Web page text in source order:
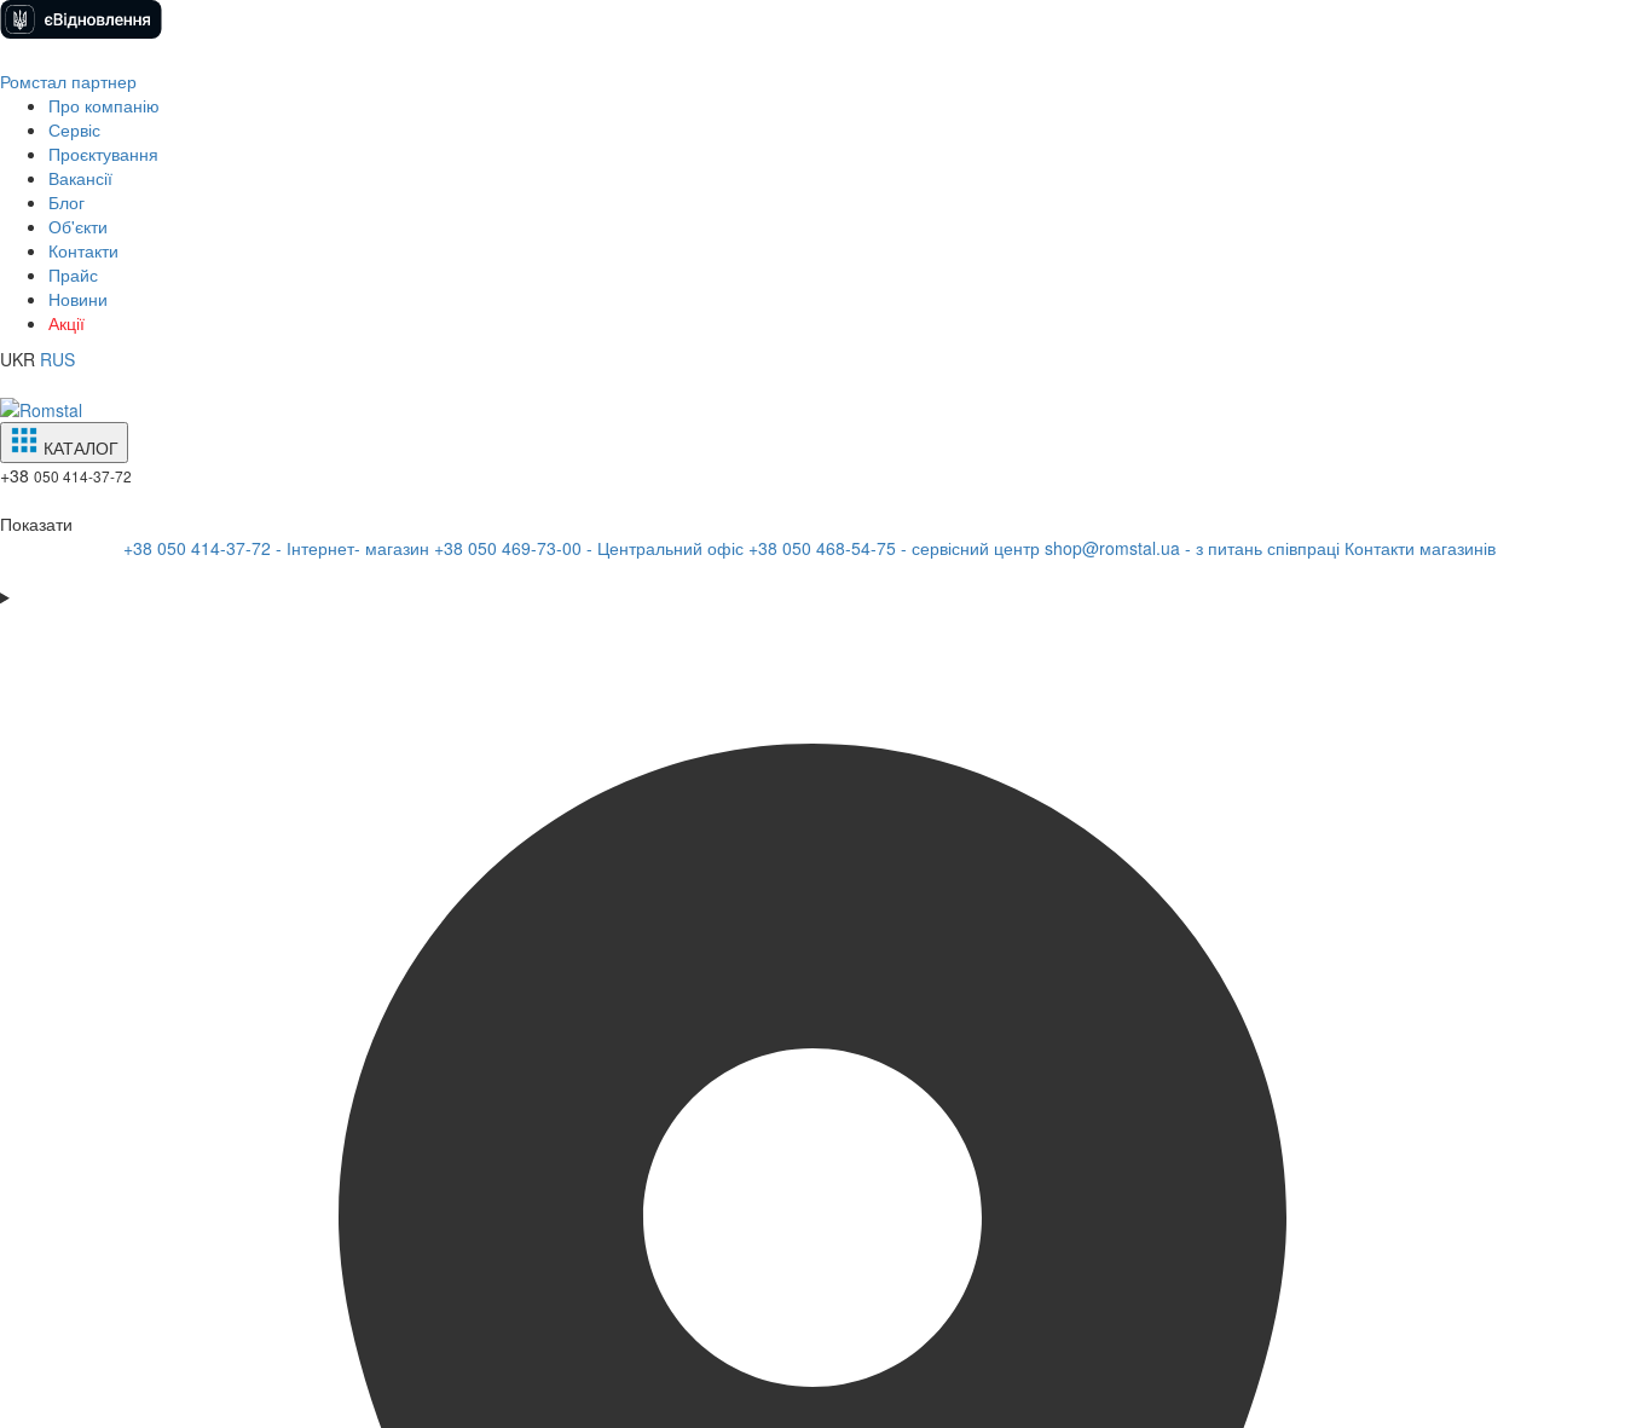
Ромстал партнер
Про компанію
Сервіс
Проєктування
Вакансії
Блог
Об'єкти
Контакти
Прайс
Новини
Акції
UKR RUS
КАТАЛОГ
+38 050 414-37-72
Показати
+38 050 414-37-72 - Інтернет- магазин +38 050 469-73-00 - Центральний офіс +38 050 468-54-75 - сервісний центр shop@romstal.ua - з питань співпраці Контакти магазинів